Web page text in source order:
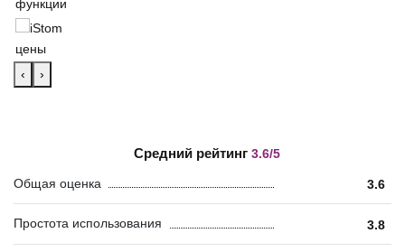
‹ ›
Средний рейтинг 3.6/5
Общая оценка 3.6
Простота использования 3.8